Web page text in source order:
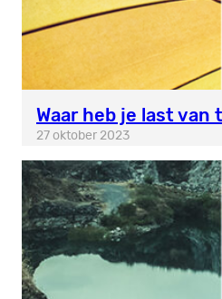
Waar heb je last
27 oktober 2023